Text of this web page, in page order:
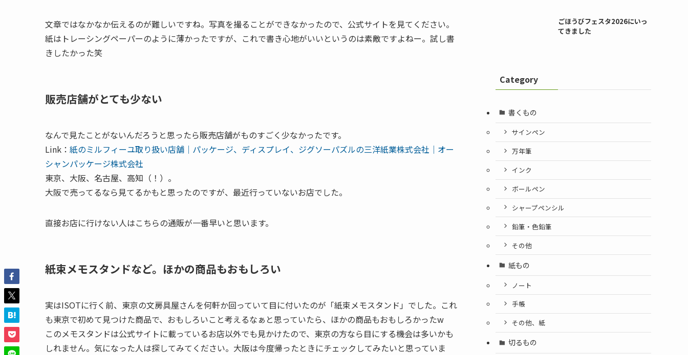
文章ではなかなか伝えるのが難しいですね。写真を撮ることができなかったので、公式サイトを見てください。
紙はトレーシングペーパーのように薄かったですが、これで書き心地がいいというのは素敵ですよねー。試し書
きしたかった笑
販売店舗がとても少ない
なんで見たことがないんだろうと思ったら販売店舗がものすごく少なかったです。
Link： 紙のミルフィーユ取り扱い店舗｜パッケージ、ディスプレイ、ジグソーパズルの三洋紙業株式会社｜オー
シャンパッケージ株式会社
東京、大阪、名古屋、高知（！）。
大阪で売ってるなら見てるかもと思ったのですが、最近行っていないお店でした。
直接お店に行けない人はこちらの通販が一番早いと思います。
紙束メモスタンドなど。ほかの商品もおもしろい
実はISOTに行く前、東京の文房具屋さんを何軒か回っていて目に付いたのが「紙束メモスタンド」でした。これ
も東京で初めて見つけた商品で、おもしろいこと考えるなぁと思っていたら、ほかの商品もおもしろかったw
このメモスタンドは公式サイトに載っているお店以外でも見かけたので、東京の方なら目にする機会は多いかも
しれません。気になった人は探してみてください。大阪は今度帰ったときにチェックしてみたいと思っていま
ごほうびフェスタ2026にいっ
てきました
Category
書くもの
サインペン
万年筆
インク
ボールペン
シャープペンシル
鉛筆・色鉛筆
その他
紙もの
ノート
手帳
その他、紙
切るもの